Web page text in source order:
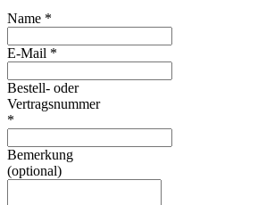
Name *
E-Mail *
Bestell- oder
Vertragsnummer
*
Bemerkung
(optional)